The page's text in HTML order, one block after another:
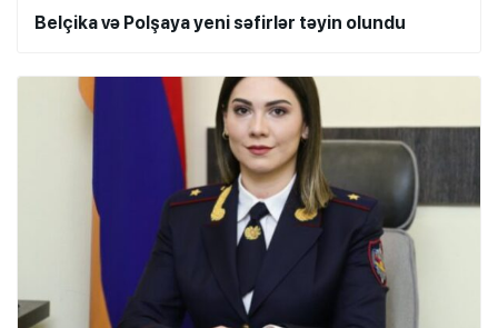
Belçika və Polşaya yeni səfirlər təyin olundu